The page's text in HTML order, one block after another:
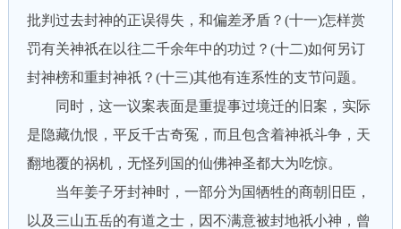
批判过去封神的正误得失，和偏差矛盾？(十一)怎样赏
罚有关神祇在以往二千余年中的功过？(十二)如何另订
封神榜和重封神祇？(十三)其他有连系性的支节问题。
同时，这一议案表面是重提事过境迁的旧案，实际
是隐藏仇恨，平反千古奇冤，而且包含着神祇斗争，天
翻地覆的祸机，无怪列国的仙佛神圣都大为吃惊。
当年姜子牙封神时，一部分为国牺牲的商朝旧臣，
以及三山五岳的有道之士，因不满意被封地祇小神，曾